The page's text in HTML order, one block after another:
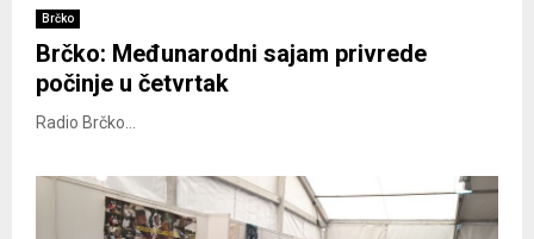
Brčko
Brčko: Međunarodni sajam privrede
počinje u četvrtak
Radio Brčko...